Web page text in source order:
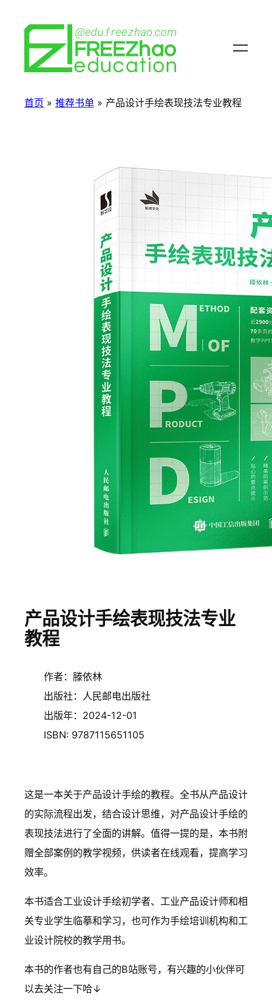
首页 » 推荐书单 » 产品设计手绘表现技法专业教程
产品设计手绘表现技法专业
教程
作者：滕依林
出版社：人民邮电出版社
出版年：2024-12-01
ISBN: 9787115651105
这是一本关于产品设计手绘的教程。全书从产品设计
的实际流程出发，结合设计思维，对产品设计手绘的
表现技法进行了全面的讲解。值得一提的是，本书附
赠全部案例的教学视频，供读者在线观看，提高学习
效率。
本书适合工业设计手绘初学者、工业产品设计师和相
关专业学生临摹和学习，也可作为手绘培训机构和工
业设计院校的教学用书。
本书的作者也有自己的B站账号，有兴趣的小伙伴可
以去关注一下哈↓